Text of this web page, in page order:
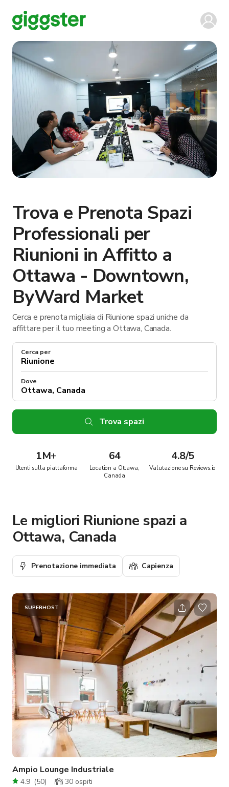
Trova e Prenota Spazi
Professionali per
Riunioni in Affitto a
Ottawa - Downtown,
ByWard Market
Cerca e prenota migliaia di Riunione spazi uniche da
affittare per il tuo meeting a Ottawa, Canada.
Cerca per
Dove
Trova spazi
1M+
Utenti sulla piattaforma
64
Location a Ottawa,
Canada
4.8/5
Valutazione su Reviews.io
Le migliori Riunione spazi a
Ottawa, Canada
Prenotazione immediata Capienza
SUPERHOST
Ampio Lounge Industriale
4.9 (50) 30 ospiti